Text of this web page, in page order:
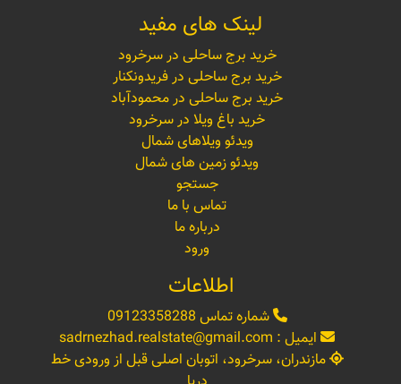
لینک های مفید
خرید برج ساحلی در سرخرود
خرید برج ساحلی در فریدونکنار
خرید برج ساحلی در محمودآباد
خرید باغ ویلا در سرخرود
ویدئو ویلاهای شمال
ویدئو زمین های شمال
جستجو
تماس با ما
درباره ما
ورود
اطلاعات
شماره تماس 09123358288
ایمیل : sadrnezhad.realstate@gmail.com
مازندران، سرخرود، اتوبان اصلی قبل از ورودی خط